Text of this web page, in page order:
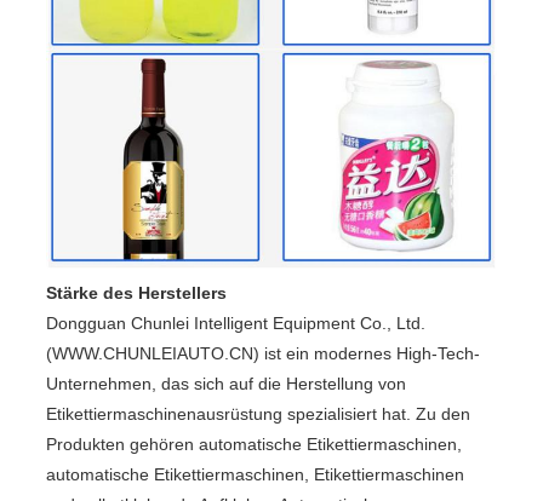
Stärke des Herstellers
Dongguan Chunlei Intelligent Equipment Co., Ltd.
(WWW.CHUNLEIAUTO.CN) ist ein modernes High-Tech-
Unternehmen, das sich auf die Herstellung von
Etikettiermaschinenausrüstung spezialisiert hat. Zu den
Produkten gehören automatische Etikettiermaschinen,
automatische Etikettiermaschinen, Etikettiermaschinen